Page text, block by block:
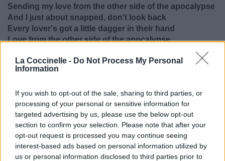
La Coccinelle - Do Not Process My Personal
Information
If you wish to opt-out of the sale, sharing to third parties, or
processing of your personal or sensitive information for
targeted advertising by us, please use the below opt-out
section to confirm your selection. Please note that after your
opt-out request is processed you may continue seeing
interest-based ads based on personal information utilized by
us or personal information disclosed to third parties prior to
Sending my love from the other side of the apocalypse
And I just about snapped, don't look back
Every lover's got a little dagger in their hand
Love from the other side of the apocalypse
Every lover's got a little dagger in their hand
Sending my love
Je t'envoie mon amour de l'autre côté de l'apocalypse.
Et j'ai failli craquer, ne regarde pas en arrière.
Tous les amoureux ont une petite dague dans la main.
De l'amour de l'autre côté de l'apocalypse
Et j'ai failli craquer, ne regarde pas en arrière
Tous les amoureux ont un petit poignard dans la main